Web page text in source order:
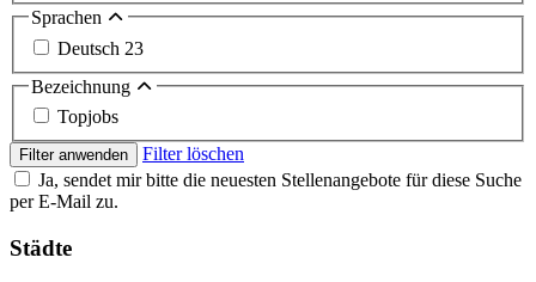
Sprachen
Deutsch 23
Bezeichnung
Topjobs
Filter anwenden
Filter löschen
Ja, sendet mir bitte die neuesten Stellenangebote für diese Suche
per E-Mail zu.
Städte